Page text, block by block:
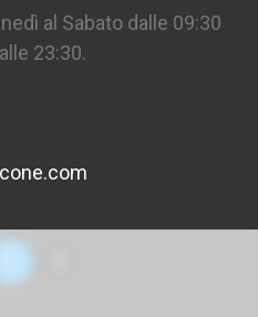
al Sabato dalle 09:30
23:30.